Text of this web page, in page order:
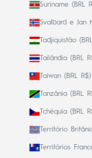
Suriname (BRL
Svalbard e Jan
Tadjiquistão
Tailândia (BRL
Taiwan (BRL R$)
Tanzânia (BRL
Tchéquia (BRL
Território
Territórios